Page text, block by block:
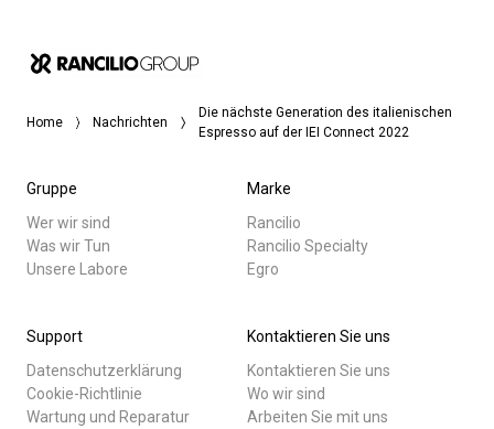
Home Nachrichten
Die nächste Generation des italienischen
Espresso auf der IEI Connect 2022
Gruppe
Wer wir sind
Was wir Tun
Unsere Labore
Marke
Rancilio
Rancilio Specialty
Egro
Support
Datenschutzerklärung
Cookie-Richtlinie
Wartung und Reparatur
Kontaktieren Sie uns
Kontaktieren Sie uns
Wo wir sind
Arbeiten Sie mit uns